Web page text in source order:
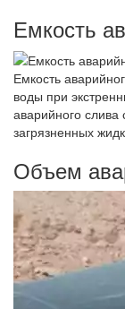
Емкость
Емкость
воды при
аварийного слива
загрязненных
Объем